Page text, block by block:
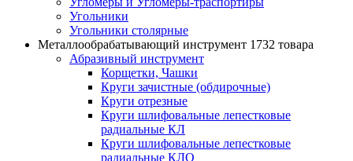
Угольники
Угольники столярные
Металлообрабатывающий инструмент 1732 товара
Абразивный инструмент
Корщетки, Чашки
Круги зачистные (обдирочные)
Круги отрезные
Круги шлифовальные лепестковые
радиальные КЛ
Круги шлифовальные лепестковые
радиальные КЛО